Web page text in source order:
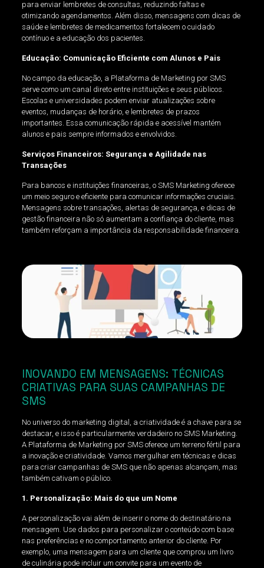
para enviar lembretes de consultas, reduzindo faltas e
otimizando agendamentos. Além disso, mensagens com dicas de
saúde e lembretes de medicamentos fortalecem o cuidado
contínuo e a educação dos pacientes.
Educação: Comunicação Eficiente com Alunos e Pais
No campo da educação, a Plataforma de Marketing por SMS
serve como um canal direto entre instituições e seus públicos.
Escolas e universidades podem enviar atualizações sobre
eventos, mudanças de horário, e lembretes de prazos
importantes. Essa comunicação rápida e acessível mantém
alunos e pais sempre informados e envolvidos.
Serviços Financeiros: Segurança e Agilidade nas
Transações
Para bancos e instituições financeiras, o SMS Marketing oferece
um meio seguro e eficiente para comunicar informações cruciais.
Mensagens sobre transações, alertas de segurança, e dicas de
gestão financeira não só aumentam a confiança do cliente, mas
também reforçam a importância da responsabilidade financeira.
INOVANDO EM MENSAGENS: TÉCNICAS
CRIATIVAS PARA SUAS CAMPANHAS DE
SMS
No universo do marketing digital, a criatividade é a chave para se
destacar, e isso é particularmente verdadeiro no SMS Marketing.
A Plataforma de Marketing por SMS oferece um terreno fértil para
a inovação e criatividade. Vamos mergulhar em técnicas e dicas
para criar campanhas de SMS que não apenas alcançam, mas
também cativam o público.
1. Personalização: Mais do que um Nome
A personalização vai além de inserir o nome do destinatário na
mensagem. Use dados para personalizar o conteúdo com base
nas preferências e no comportamento anterior do cliente. Por
exemplo, uma mensagem para um cliente que comprou um livro
de culinária pode incluir um convite para um evento de